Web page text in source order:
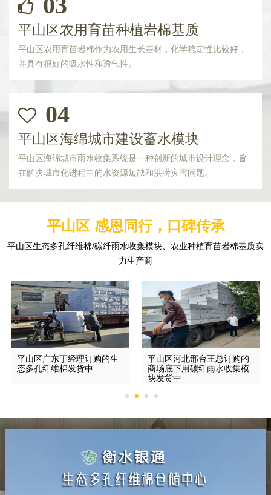
平山区农用育苗种植岩棉基质
平山区农用育苗岩棉作为农用生长基材，化学稳定性比较好，
并具有很好的吸水性和透气性。
04
平山区海绵城市建设蓄水模块
平山区海绵城市雨水收集系统是一种创新的城市设计理念，旨
在解决城市化进程中的水资源短缺和洪涝灾害问题。
平山区 感恩同行，口碑传承
平山区生态多孔纤维棉/碳纤雨水收集模块、农业种植育苗岩棉基质实
力生产商
平山区广东丁经理订购的生
态多孔纤维棉发货中
平山区河北邢台王总订购的
商场底下用碳纤雨水收集模
块发货中